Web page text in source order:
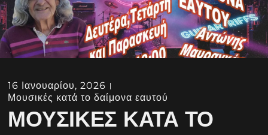
16 Ιανουαρίου, 2026
Μουσικές κατά το δαίμονα εαυτού
ΜΟΥΣΙΚΈΣ ΚΑΤΆ ΤΟ